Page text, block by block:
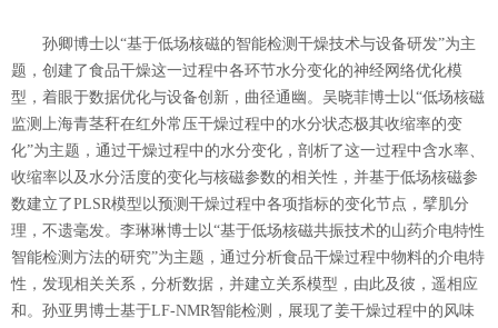
孙卿博士以“基于低场核磁的智能检测干燥技术与设备研发”为主
题，创建了食品干燥这一过程中各环节水分变化的神经网络优化模
型，着眼于数据优化与设备创新，曲径通幽。吴晓菲博士以“低场核磁
监测上海青茎秆在红外常压干燥过程中的水分状态极其收缩率的变
化”为主题，通过干燥过程中的水分变化，剖析了这一过程中含水率、
收缩率以及水分活度的变化与核磁参数的相关性，并基于低场核磁参
数建立了PLSR模型以预测干燥过程中各项指标的变化节点，擘肌分
理，不遗毫发。李琳琳博士以“基于低场核磁共振技术的山药介电特性
智能检测方法的研究”为主题，通过分析食品干燥过程中物料的介电特
性，发现相关关系，分析数据，并建立关系模型，由此及彼，遥相应
和。孙亚男博士基于LF-NMR智能检测，展现了姜干燥过程中的风味